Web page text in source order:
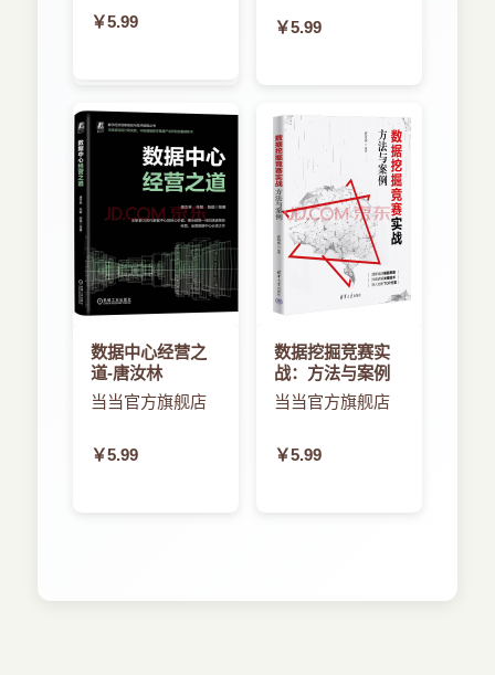
￥5.99 ￥5.99
数据中心经营之
道-唐汝林
当当官方旗舰店
￥5.99
数据挖掘竞赛实
战：方法与案例
当当官方旗舰店
￥5.99